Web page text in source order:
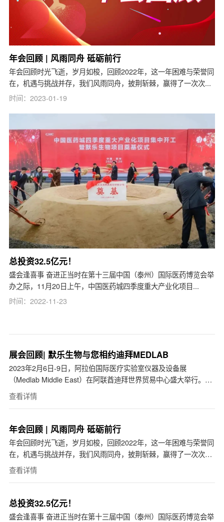
年会回顾 | 风雨同舟 砥砺前行
年会回顾时光飞逝，岁月如梭，回顾2022年，这一年困难与荣誉同
在，机遇与挑战并存，我们风雨同舟，披荆斩棘，赢得了一次次...
时间：2023-01-19
总投资32.5亿元！
盛会逢喜事 奋进正当时在第十三届中国（泰州）国际医药博览会举
办之际，11月20日上午，中国医药城四季度重大产业化项目...
时间：2022-11-23
展会回顾| 默乐生物与您相约迪拜MEDLAB
2023年2月6日-9日，阿拉伯国际医疗实验室仪器及设备展
（Medlab Middle East）在阿联酋迪拜世界贸易中心盛大举行。在
本次展会中，默乐公司携众多分子诊断系列产品及解决方案精...
查看详情
年会回顾 | 风雨同舟 砥砺前行
年会回顾时光飞逝，岁月如梭，回顾2022年，这一年困难与荣誉同
在，机遇与挑战并存，我们风雨同舟，披荆斩棘，赢得了一次次的
胜利！董事长致辞总经理周林福博士向到场的嘉宾及全体...
查看详情
总投资32.5亿元！
盛会逢喜事 奋进正当时在第十三届中国（泰州）国际医药博览会举